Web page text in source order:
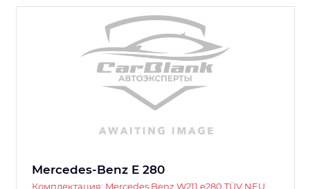
Mercedes-Benz E 280
Комплектация: Mercedes Benz W211 e280 TÜV NEU